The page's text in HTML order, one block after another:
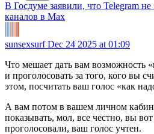
В Госдуме заявили, что Telegram
каналов в Мах
sunsexsurfDec 24 2025 at 01:09
Что мешает дать вам возможность
и проголосовать за того, кого вы
этом, посчитать ваш голос «как
А вам потом в вашем личном
показывать, мол, все честно, вы
проголосовали, ваш голос учтен.